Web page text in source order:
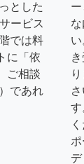
とした
ービス
では料
に「依
ご相談
であれ
す